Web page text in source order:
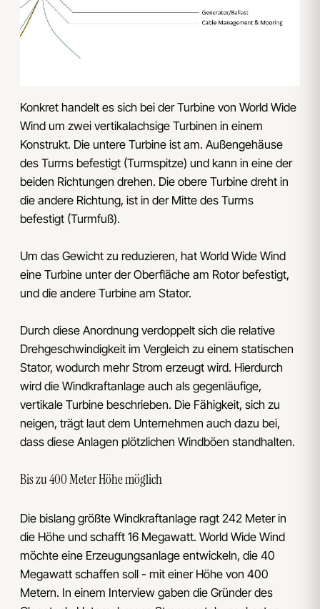
Konkret handelt es sich bei der Turbine von World Wide
Wind um zwei vertikalachsige Turbinen in einem
Konstrukt. Die untere Turbine ist am. Außengehäuse
des Turms befestigt (Turmspitze) und kann in eine der
beiden Richtungen drehen. Die obere Turbine dreht in
die andere Richtung, ist in der Mitte des Turms
befestigt (Turmfuß).
Um das Gewicht zu reduzieren, hat World Wide Wind
eine Turbine unter der Oberfläche am Rotor befestigt,
und die andere Turbine am Stator.
Durch diese Anordnung verdoppelt sich die relative
Drehgeschwindigkeit im Vergleich zu einem statischen
Stator, wodurch mehr Strom erzeugt wird. Hierdurch
wird die Windkraftanlage auch als gegenläufige,
vertikale Turbine beschrieben. Die Fähigkeit, sich zu
neigen, trägt laut dem Unternehmen auch dazu bei,
dass diese Anlagen plötzlichen Windböen standhalten.
Bis zu 400 Meter Höhe möglich
Die bislang größte Windkraftanlage ragt 242 Meter in
die Höhe und schafft 16 Megawatt. World Wide Wind
möchte eine Erzeugungsanlage entwickeln, die 40
Megawatt schaffen soll - mit einer Höhe von 400
Metern. In einem Interview gaben die Gründer des